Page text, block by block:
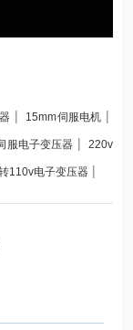
| 15mm伺服电机 |
服电子变压器 |220v
110v电子变压器 |